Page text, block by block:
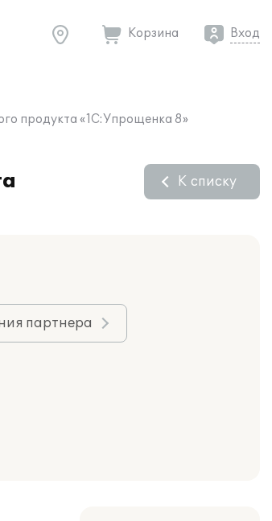
Корзина Вход
продукта «1С:Упрощенка 8»
К списку
партнера